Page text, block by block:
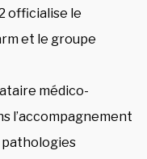
officialise le
et le groupe
médico-
l’accompagnement